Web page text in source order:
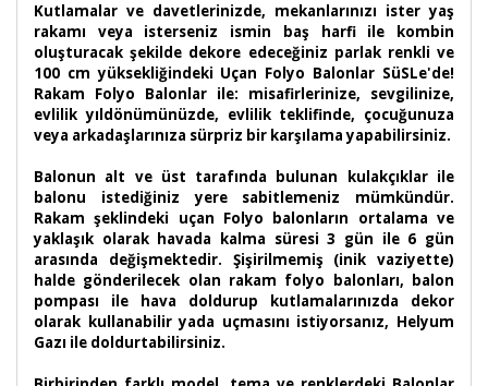
Kutlamalar ve davetlerinizde, mekanlarınızı ister yaş
rakamı veya isterseniz ismin baş harfi ile kombin
oluşturacak şekilde dekore edeceğiniz parlak renkli ve
100 cm yüksekliğindeki Uçan Folyo Balonlar SüSLe'de!
Rakam Folyo Balonlar ile: misafirlerinize, sevgilinize,
evlilik yıldönümünüzde, evlilik teklifinde, çocuğunuza
veya arkadaşlarınıza sürpriz bir karşılama yapabilirsiniz.
Balonun alt ve üst tarafında bulunan kulakçıklar ile
balonu istediğiniz yere sabitlemeniz mümkündür.
Rakam şeklindeki uçan Folyo balonların ortalama ve
yaklaşık olarak havada kalma süresi 3 gün ile 6 gün
arasında değişmektedir. Şişirilmemiş (inik vaziyette)
halde gönderilecek olan rakam folyo balonları, balon
pompası ile hava doldurup kutlamalarınızda dekor
olarak kullanabilir yada uçmasını istiyorsanız, Helyum
Gazı ile doldurtabilirsiniz.